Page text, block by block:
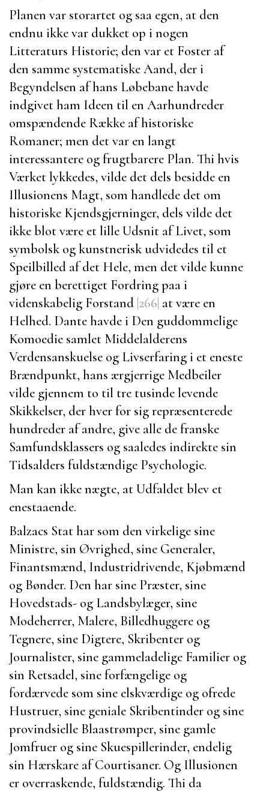
Planen var storartet og saa egen, at den
endnu ikke var dukket op i nogen
Litteraturs Historie; den var et Foster af
den samme systematiske Aand, der i
Begyndelsen af hans Løbebane havde
indgivet ham Ideen til en Aarhundreder
omspændende Række af historiske
Romaner; men det var en langt
interessantere og frugtbarere Plan. Thi hvis
Værket lykkedes, vilde det dels besidde en
Illusionens Magt, som handlede det om
historiske Kjendsgjerninger, dels vilde det
ikke blot være et lille Udsnit af Livet, som
symbolsk og kunstnerisk udvidedes til et
Speilbilled af det Hele, men det vilde kunne
gjøre en berettiget Fordring paa i
videnskabelig Forstand |266| at være en
Helhed. Dantehavde i Den guddommelige
Komoedie samlet Middelalderens
Verdensanskuelse og Livserfaring i et eneste
Brændpunkt, hans ærgjerrige Medbeiler
vilde gjennem to til tre tusinde levende
Skikkelser, der hver for sig repræsenterede
hundreder af andre, give alle de franske
Samfundsklassers og saaledes indirekte sin
Tidsalders fuldstændige Psychologie.
Man kan ikke nægte, at Udfaldet blev et
enestaaende.
Balzacs Stat har som den virkelige sine
Ministre, sin Øvrighed, sine Generaler,
Finantsmænd, Industridrivende, Kjøbmænd
og Bønder. Den har sine Præster, sine
Hovedstads- og Landsbylæger, sine
Modeherrer, Malere, Billedhuggere og
Tegnere, sine Digtere, Skribenter og
Journalister, sine gammeladelige Familier og
sin Retsadel, sine forfængelige og
fordærvede som sine elskværdige og ofrede
Hustruer, sine geniale Skribentinder og sine
provindsielle Blaastrømper, sine gamle
Jomfruer og sine Skuespillerinder, endelig
sin Hærskare af Courtisaner. Og Illusionen
er overraskende, fuldstændig. Thi da